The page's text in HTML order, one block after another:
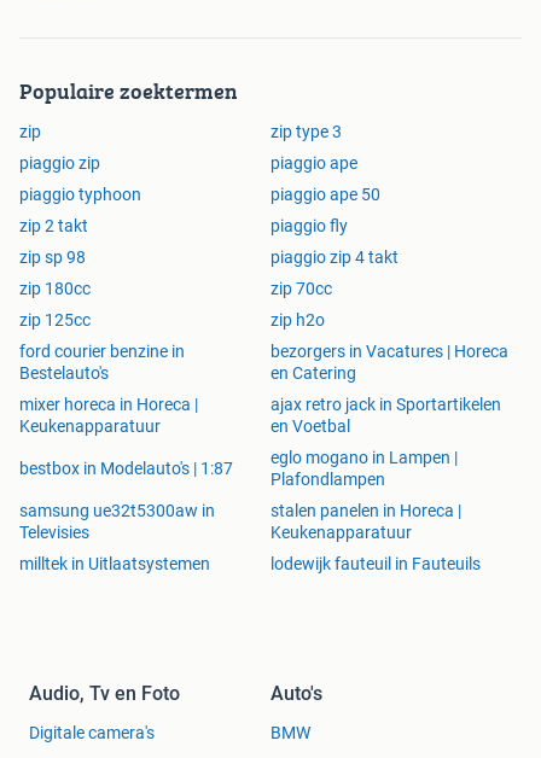
Populaire zoektermen
zip
zip type 3
piaggio zip
piaggio ape
piaggio typhoon
piaggio ape 50
zip 2 takt
piaggio fly
zip sp 98
piaggio zip 4 takt
zip 180cc
zip 70cc
zip 125cc
zip h2o
ford courier benzine in
Bestelauto's
bezorgers in Vacatures | Horeca
en Catering
mixer horeca in Horeca |
Keukenapparatuur
ajax retro jack in Sportartikelen
en Voetbal
bestbox in Modelauto's | 1:87
eglo mogano in Lampen |
Plafondlampen
samsung ue32t5300aw in
Televisies
stalen panelen in Horeca |
Keukenapparatuur
milltek in Uitlaatsystemen
lodewijk fauteuil in Fauteuils
Audio, Tv en Foto
Digitale camera's
Auto's
BMW